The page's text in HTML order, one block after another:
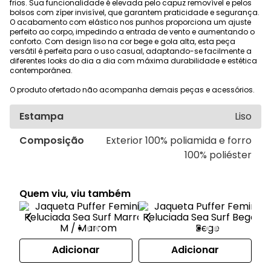
frios. Sua funcionalidade é elevada pelo capuz removível e pelos
bolsos com zíper invisível, que garantem praticidade e segurança.
O acabamento com elástico nos punhos proporciona um ajuste
perfeito ao corpo, impedindo a entrada de vento e aumentando o
conforto. Com design liso na cor bege e gola alta, esta peça
versátil é perfeita para o uso casual, adaptando-se facilmente a
diferentes looks do dia a dia com máxima durabilidade e estética
contemporânea.
O produto ofertado não acompanha demais peças e acessórios.
Estampa
Liso
Composição
Exterior 100% poliamida e forro
100% poliéster
Quem viu, viu também
Adicionar Adicionar